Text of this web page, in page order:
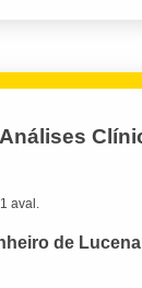
1 aval.
de